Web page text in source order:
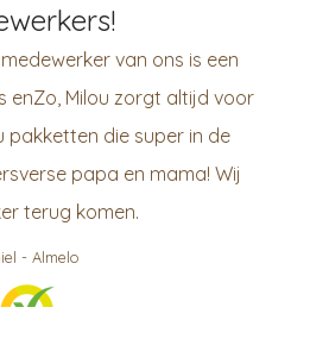
van ons is een
enZo, Milou zorgt altijd voor
die super in de
papa en mama! Wij
terug komen.
- Almelo